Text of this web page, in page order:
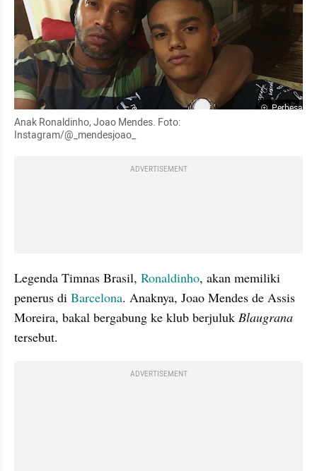
Perbesar
Anak Ronaldinho, Joao Mendes. Foto:
Instagram/@_mendesjoao_
ADVERTISEMENT
Legenda Timnas Brasil, Ronaldinho, akan memiliki
penerus di Barcelona. Anaknya, Joao Mendes de Assis
Moreira, bakal bergabung ke klub berjuluk Blaugrana
tersebut.
ADVERTISEMENT